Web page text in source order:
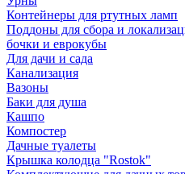
Контейнеры для ртутных ламп
Поддоны для сбора и
бочки и еврокубы
Для дачи и сада
Канализация
Вазоны
Баки для душа
Кашпо
Компостер
Дачные туалеты
Крышка колодца "Rostok"